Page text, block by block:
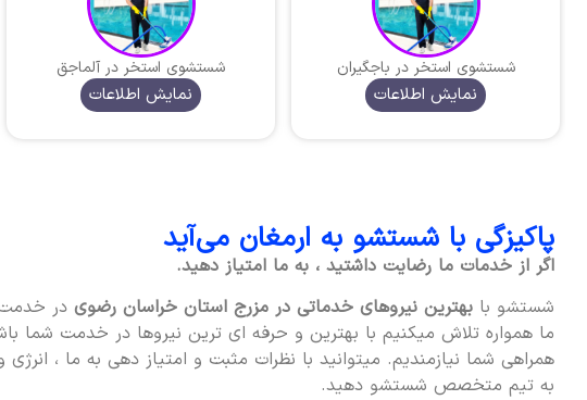
شستشوی استخر در باجگیران
نمایش اطلاعات
شستشوی استخر در آلماجق
نمایش اطلاعات
پاکیزگی با شستشو به ارمغان می‌آید
اگر از خدمات ما رضایت داشتید ، به ما امتیاز دهید.
شستشو با بهترین نیروهای خدماتی در مزرج استان خراسان رضوی در
ما همواره تلاش میکنیم با بهترین و حرفه ای ترین نیروها در خدمت شما
همراهی شما نیازمندیم. میتوانید با نظرات مثبت و امتیاز دهی به ما ،
به تیم متخصص شستشو دهید.